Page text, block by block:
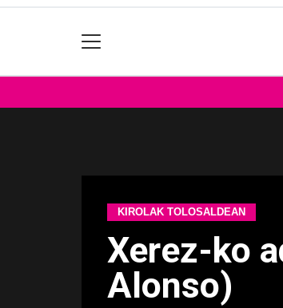
KIROLAK TOLOSALDEAN
Xerez-ko
Alonso)